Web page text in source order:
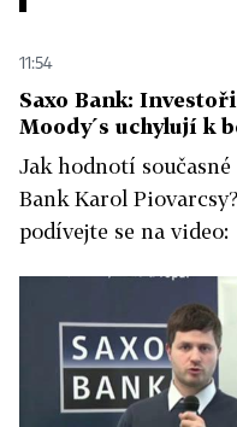
11:54
Saxo Bank:
Moody´s uchylují k
Jak hodnotí
Bank Karol
podívejte se na video: